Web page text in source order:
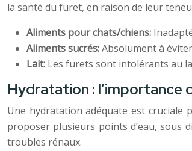
la santé du furet, en raison de leur
Aliments pour chats/chiens:
Aliments sucrés:Absolument à
Lait: Les furets sont intolérants au
Hydratation : l’importance
Une hydratation adéquate est cruciale
proposer plusieurs points d’eau, sous
troubles rénaux.